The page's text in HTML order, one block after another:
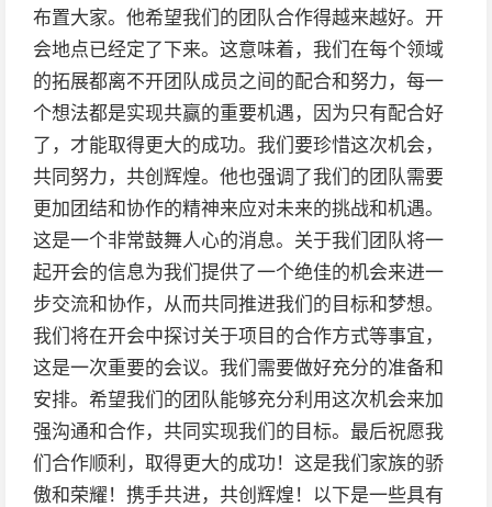
布置大家。他希望我们的团队合作得越来越好。开
会地点已经定了下来。这意味着，我们在每个领域
的拓展都离不开团队成员之间的配合和努力，每一
个想法都是实现共赢的重要机遇，因为只有配合好
了，才能取得更大的成功。我们要珍惜这次机会，
共同努力，共创辉煌。他也强调了我们的团队需要
更加团结和协作的精神来应对未来的挑战和机遇。
这是一个非常鼓舞人心的消息。关于我们团队将一
起开会的信息为我们提供了一个绝佳的机会来进一
步交流和协作，从而共同推进我们的目标和梦想。
我们将在开会中探讨关于项目的合作方式等事宜，
这是一次重要的会议。我们需要做好充分的准备和
安排。希望我们的团队能够充分利用这次机会来加
强沟通和合作，共同实现我们的目标。最后祝愿我
们合作顺利，取得更大的成功！这是我们家族的骄
傲和荣耀！携手共进，共创辉煌！以下是一些具有